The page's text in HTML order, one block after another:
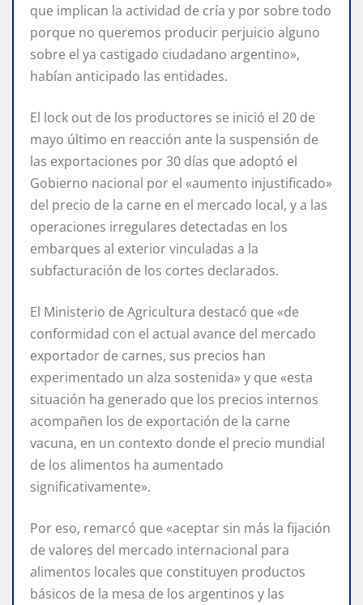
que implican la actividad de cría y por sobre todo
porque no queremos producir perjuicio alguno
sobre el ya castigado ciudadano argentino»,
habían anticipado las entidades.
El lock out de los productores se inició el 20 de
mayo último en reacción ante la suspensión de
las exportaciones por 30 días que adoptó el
Gobierno nacional por el «aumento injustificado»
del precio de la carne en el mercado local, y a las
operaciones irregulares detectadas en los
embarques al exterior vinculadas a la
subfacturación de los cortes declarados.
El Ministerio de Agricultura destacó que «de
conformidad con el actual avance del mercado
exportador de carnes, sus precios han
experimentado un alza sostenida» y que «esta
situación ha generado que los precios internos
acompañen los de exportación de la carne
vacuna, en un contexto donde el precio mundial
de los alimentos ha aumentado
significativamente».
Por eso, remarcó que «aceptar sin más la fijación
de valores del mercado internacional para
alimentos locales que constituyen productos
básicos de la mesa de los argentinos y las